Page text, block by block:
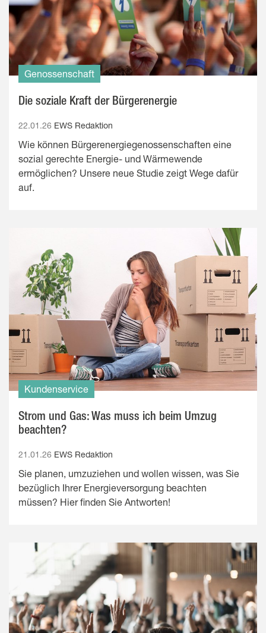
Genossenschaft
Die soziale Kraft der Bürgerenergie
22.01.26 EWS Redaktion
Wie können Bürgerenergiegenossenschaften eine
sozial gerechte Energie- und Wärmewende
ermöglichen? Unsere neue Studie zeigt Wege dafür
auf.
Kundenservice
Strom und Gas: Was muss ich beim Umzug
beachten?
21.01.26 EWS Redaktion
Sie planen, umzuziehen und wollen wissen, was Sie
bezüglich Ihrer Energieversorgung beachten
müssen? Hier finden Sie Antworten!